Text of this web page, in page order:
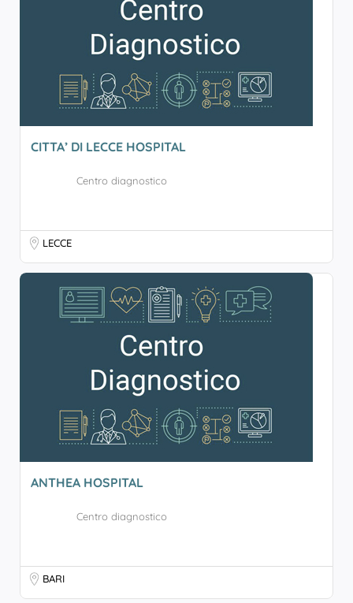
CITTA’ DI LECCE HOSPITAL
Centro diagnostico
LECCE
ANTHEA HOSPITAL
Centro diagnostico
BARI